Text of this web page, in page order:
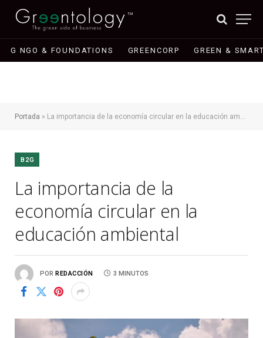
G NGO & FOUNDATIONS GREENCORP GREEN &
Portada » La importancia de la economía circular en la educación ambiental
B2G
La importancia de la
economía circular en la
educación ambiental
POR REDACCIÓN 3 MINUTOS